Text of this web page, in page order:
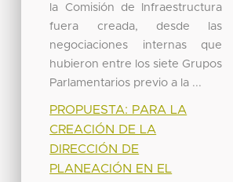
la Comisión de Infraestructura
fuera creada, desde las
negociaciones internas que
hubieron entre los siete Grupos
Parlamentarios previo a la ...
PROPUESTA: PARA LA
CREACIÓN DE LA
DIRECCIÓN DE
PLANEACIÓN EN EL